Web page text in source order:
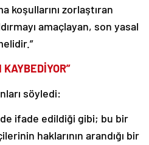
koşullarını zorlaştıran
amaçlayan, son yasal
söyledi:
de ifade edildiği gibi; bu bir
haklarının arandığı bir